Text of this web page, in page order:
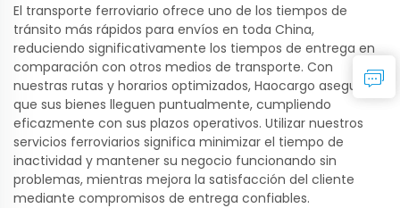
El transporte ferroviario ofrece uno de los tiempos de
tránsito más rápidos para envíos en toda China,
reduciendo significativamente los tiempos de entrega en
comparación con otros medios de transporte. Con
nuestras rutas y horarios optimizados, Haocargo asegura
que sus bienes lleguen puntualmente, cumpliendo
eficazmente con sus plazos operativos. Utilizar nuestros
servicios ferroviarios significa minimizar el tiempo de
inactividad y mantener su negocio funcionando sin
problemas, mientras mejora la satisfacción del cliente
mediante compromisos de entrega confiables.